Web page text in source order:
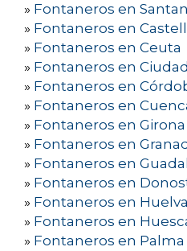
» Fontaneros en
» Fontaneros en
» Fontaneros en Ceuta
» Fontaneros en Ciudad
» Fontaneros en
» Fontaneros en
» Fontaneros en Girona
» Fontaneros en
» Fontaneros en
» Fontaneros en
» Fontaneros en Huelva
» Fontaneros en
» Fontaneros en Palma